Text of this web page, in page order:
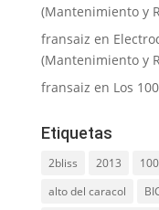
(Mantenimiento y
fransaiz en
(Mantenimiento y
fransaiz en Los
Etiquetas
2bliss 2013
alto del caracol